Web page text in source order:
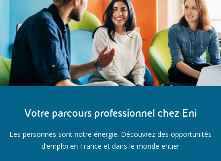
Votre parcours professionnel chez Eni
Les personnes sont notre énergie. Découvrez des opportunités
d’emploi en France et dans le monde entier